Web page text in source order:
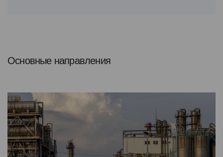
Основные направления